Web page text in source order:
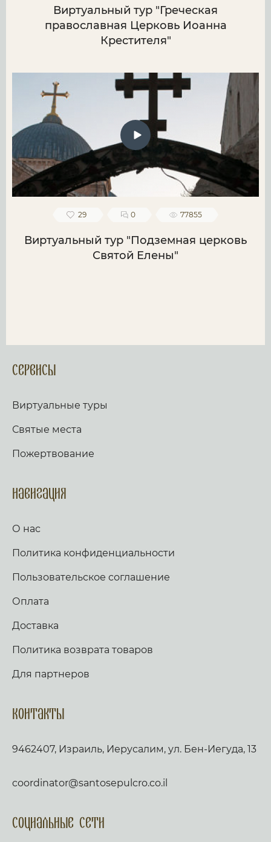
Виртуальный тур "Греческая
православная Церковь Иоанна
Крестителя"
29 0 77855
Виртуальный тур "Подземная церковь
Святой Елены"
Сервисы
Виртуальные туры
Святые места
Пожертвование
Навигация
О нас
Политика конфиденциальности
Пользовательское соглашение
Оплата
Доставка
Политика возврата товаров
Для партнеров
Контакты
9462407, Израиль, Иерусалим, ул. Бен-Иегуда, 13
coordinator@santosepulcro.co.il
Социальные сети